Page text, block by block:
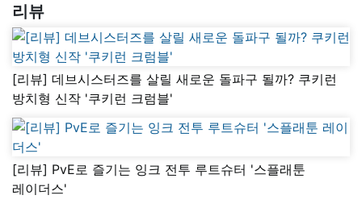
리뷰
[리뷰] 데브시스터즈를 살릴 새로운 돌파구 될까? 쿠키런
방치형 신작 '쿠키런 크럼블'
[리뷰] PvE로 즐기는 잉크 전투 루트슈터 '스플래툰
레이더스'